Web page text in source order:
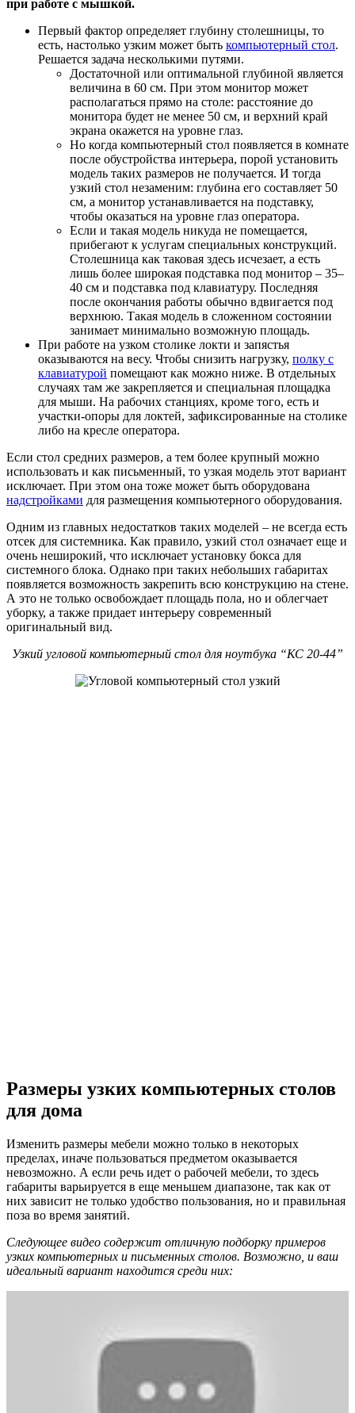
при работе с мышкой.
Первый фактор определяет глубину столешницы, то
есть, настолько узким может быть компьютерный стол.
Решается задача несколькими путями.
Достаточной или оптимальной глубиной является
величина в 60 см. При этом монитор может
располагаться прямо на столе: расстояние до
монитора будет не менее 50 см, и верхний край
экрана окажется на уровне глаз.
Но когда компьютерный стол появляется в комнате
после обустройства интерьера, порой установить
модель таких размеров не получается. И тогда
узкий стол незаменим: глубина его составляет 50
см, а монитор устанавливается на подставку,
чтобы оказаться на уровне глаз оператора.
Если и такая модель никуда не помещается,
прибегают к услугам специальных конструкций.
Столешница как таковая здесь исчезает, а есть
лишь более широкая подставка под монитор – 35–
40 см и подставка под клавиатуру. Последняя
после окончания работы обычно вдвигается под
верхнюю. Такая модель в сложенном состоянии
занимает минимально возможную площадь.
При работе на узком столике локти и запястья
оказываются на весу. Чтобы снизить нагрузку, полку с
клавиатурой помещают как можно ниже. В отдельных
случаях там же закрепляется и специальная площадка
для мыши. На рабочих станциях, кроме того, есть и
участки-опоры для локтей, зафиксированные на столике
либо на кресле оператора.
Если стол средних размеров, а тем более крупный можно
использовать и как письменный, то узкая модель этот вариант
исключает. При этом она тоже может быть оборудована
надстройками для размещения компьютерного оборудования.
Одним из главных недостатков таких моделей – не всегда есть
отсек для системника. Как правило, узкий стол означает еще и
очень неширокий, что исключает установку бокса для
системного блока. Однако при таких небольших габаритах
появляется возможность закрепить всю конструкцию на стене.
А это не только освобождает площадь пола, но и облегчает
уборку, а также придает интерьеру современный
оригинальный вид.
Узкий угловой компьютерный стол для ноутбука “КС 20-44”
Размеры узких компьютерных столов
для дома
Изменить размеры мебели можно только в некоторых
пределах, иначе пользоваться предметом оказывается
невозможно. А если речь идет о рабочей мебели, то здесь
габариты варьируется в еще меньшем диапазоне, так как от
них зависит не только удобство пользования, но и правильная
поза во время занятий.
Следующее видео содержит отличную подборку примеров
узких компьютерных и письменных столов. Возможно, и ваш
идеальный вариант находится среди них: